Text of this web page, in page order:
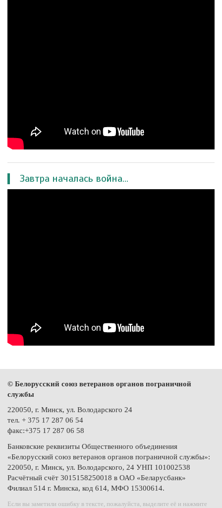
Завтра началась война...
© Белорусский союз ветеранов органов пограничной
службы
220050, г. Минск, ул. Володарского 24
тел. + 375 17 287 06 54
факс:+375 17 287 06 58
Банковские реквизиты Общественного объединения
«Белорусский союз ветеранов органов пограничной службы»:
220050, г. Минск, ул. Володарского, 24 УНП 101002538
Расчётный счёт 3015158250018 в ОАО «Беларусбанк»
Филиал 514 г. Минска, код 614, МФО 15300614.
Если вы заметили ошибку в тексте, пожалуйста, выделите её и нажмите